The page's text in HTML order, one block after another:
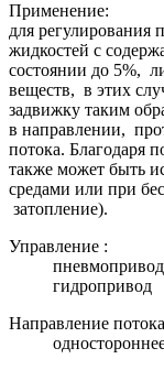
Применение:
для регулирования
жидкостей с
состоянии до 5%,
веществ, в этих
задвижку таким
в направлении,
потока. Благодаря
также может быть
средами или при
затопление).
Управление :
гидропривод
Направление